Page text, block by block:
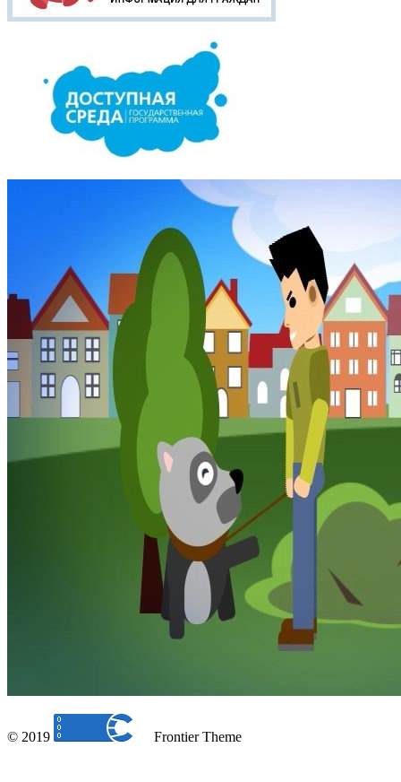
© 2019 Frontier Theme